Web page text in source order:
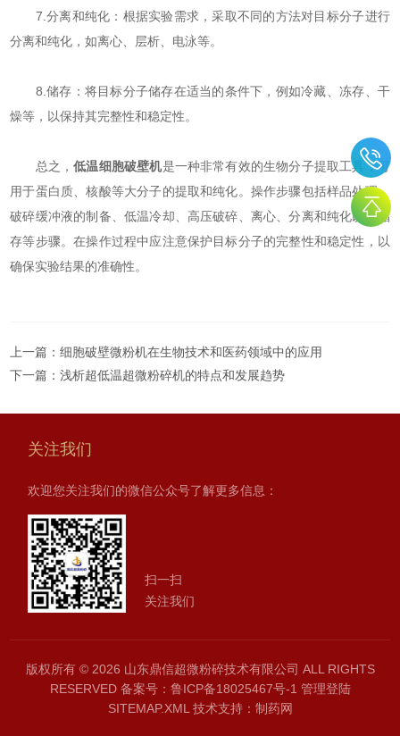
7.分离和纯化：根据实验需求，采取不同的方法对目标分子进行
分离和纯化，如离心、层析、电泳等。
8.储存：将目标分子储存在适当的条件下，例如冷藏、冻存、干
燥等，以保持其完整性和稳定性。
总之，低温细胞破壁机是一种非常有效的生物分子提取工具，可
用于蛋白质、核酸等大分子的提取和纯化。操作步骤包括样品处理、
破碎缓冲液的制备、低温冷却、高压破碎、离心、分离和纯化以及储
存等步骤。在操作过程中应注意保护目标分子的完整性和稳定性，以
确保实验结果的准确性。
上一篇：细胞破壁微粉机在生物技术和医药领域中的应用
下一篇：浅析超低温超微粉碎机的特点和发展趋势
关注我们
欢迎您关注我们的微信公众号了解更多信息：
扫一扫
关注我们
版权所有 © 2026 山东鼎信超微粉碎技术有限公司 ALL RIGHTS
RESERVED 备案号：鲁ICP备18025467号-1 管理登陆
SITEMAP.XML技术支持： 制药网